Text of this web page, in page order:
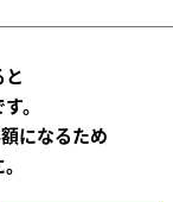
。
になるため